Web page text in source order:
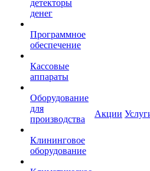
детекторы
денег
Программное
обеспечение
Кассовые
аппараты
Оборудование
для
производства
Клининговое
оборудование
Акции